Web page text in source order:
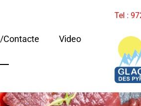
Contacte Video
Tel :